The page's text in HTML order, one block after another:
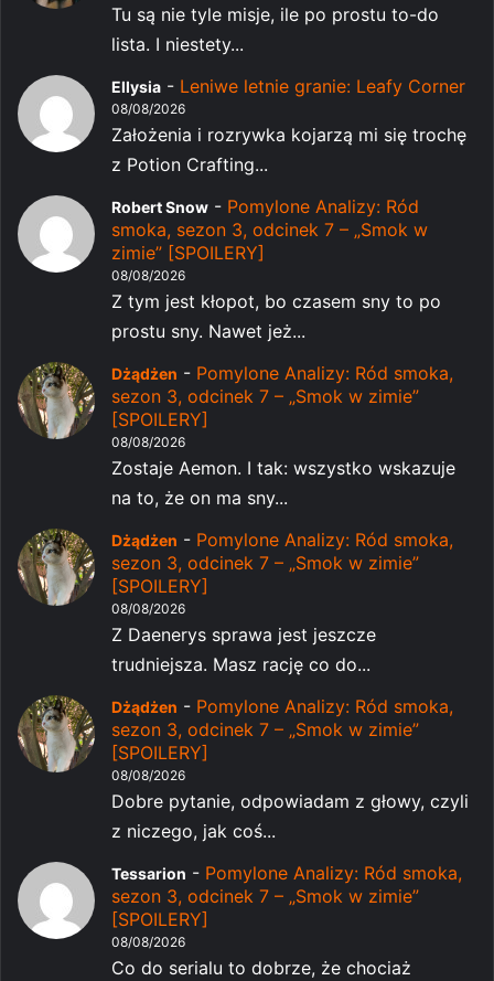
Tu są nie tyle misje, ile po prostu to-do
lista. I niestety...
Ellysia - Leniwe letnie granie: Leafy Corner
08/08/2026
Założenia i rozrywka kojarzą mi się trochę
z Potion Crafting...
Robert Snow - Pomylone Analizy: Ród
smoka, sezon 3, odcinek 7 – „Smok w
zimie” [SPOILERY]
08/08/2026
Z tym jest kłopot, bo czasem sny to po
prostu sny. Nawet jeż...
Dżądżen - Pomylone Analizy: Ród smoka,
sezon 3, odcinek 7 – „Smok w zimie”
[SPOILERY]
08/08/2026
Zostaje Aemon. I tak: wszystko wskazuje
na to, że on ma sny...
Dżądżen - Pomylone Analizy: Ród smoka,
sezon 3, odcinek 7 – „Smok w zimie”
[SPOILERY]
08/08/2026
Z Daenerys sprawa jest jeszcze
trudniejsza. Masz rację co do...
Dżądżen - Pomylone Analizy: Ród smoka,
sezon 3, odcinek 7 – „Smok w zimie”
[SPOILERY]
08/08/2026
Dobre pytanie, odpowiadam z głowy, czyli
z niczego, jak coś...
Tessarion - Pomylone Analizy: Ród smoka,
sezon 3, odcinek 7 – „Smok w zimie”
[SPOILERY]
08/08/2026
Co do serialu to dobrze, że chociaż